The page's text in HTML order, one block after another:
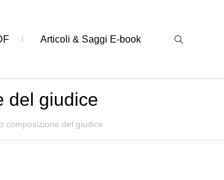
Articoli & Saggi E-book
del giudice
composizione del giudice